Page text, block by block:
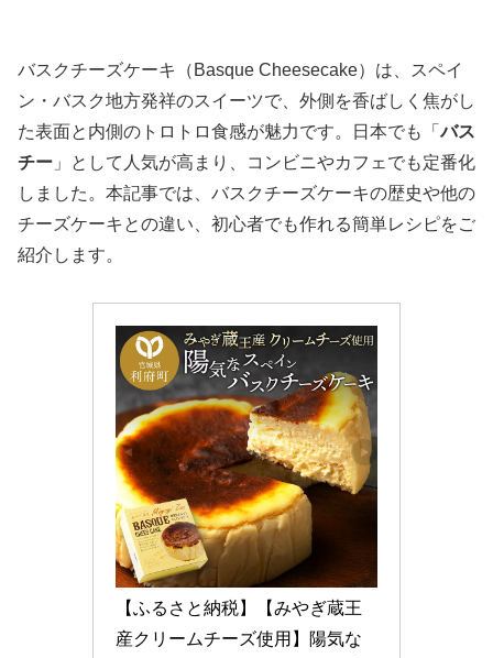
バスクチーズケーキ（Basque Cheesecake）は、スペイ
ン・バスク地方発祥のスイーツで、外側を香ばしく焦がし
た表面と内側のトロトロ食感が魅力です。日本でも「バス
チー 」として人気が高まり、コンビニやカフェでも定番化
しました。本記事では、バスクチーズケーキの歴史や他の
チーズケーキとの違い、初心者でも作れる簡単レシピをご
紹介します。
【ふるさと納税】【みやぎ蔵王
産クリームチーズ使用】陽気な